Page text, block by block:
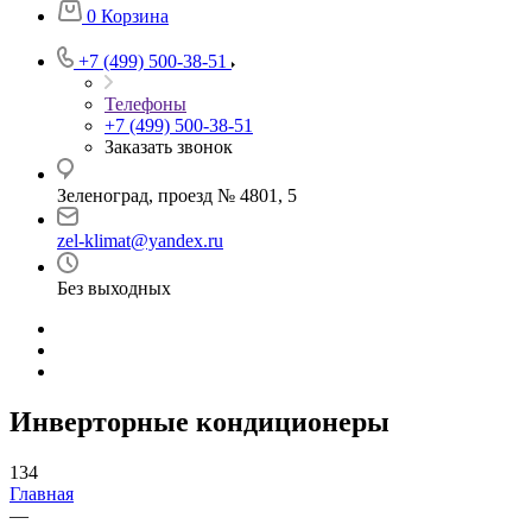
0 Корзина
+7 (499) 500-38-51
Телефоны
+7 (499) 500-38-51
Заказать звонок
Зеленоград, проезд № 4801, 5
zel-klimat@yandex.ru
Без выходных
Инверторные кондиционеры
134
Главная
—